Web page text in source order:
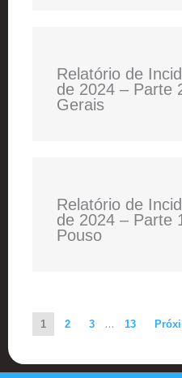
Relatório de
de 2024 – Parte
Gerais
Relatório de
de 2024 – Parte
Pouso
1 2 3 … 13